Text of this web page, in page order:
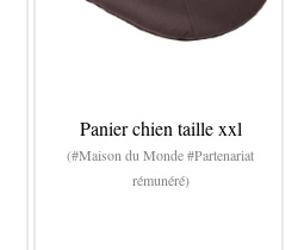
Panier chien taille xxl
(#Maison du Monde #Partenariat
rémunéré)